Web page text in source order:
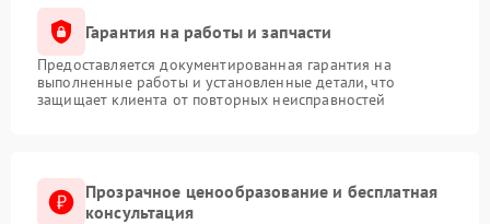
Гарантия на работы и запчасти
Предоставляется документированная гарантия на
выполненные работы и установленные детали, что
защищает клиента от повторных неисправностей
Прозрачное ценообразование и бесплатная
консультация